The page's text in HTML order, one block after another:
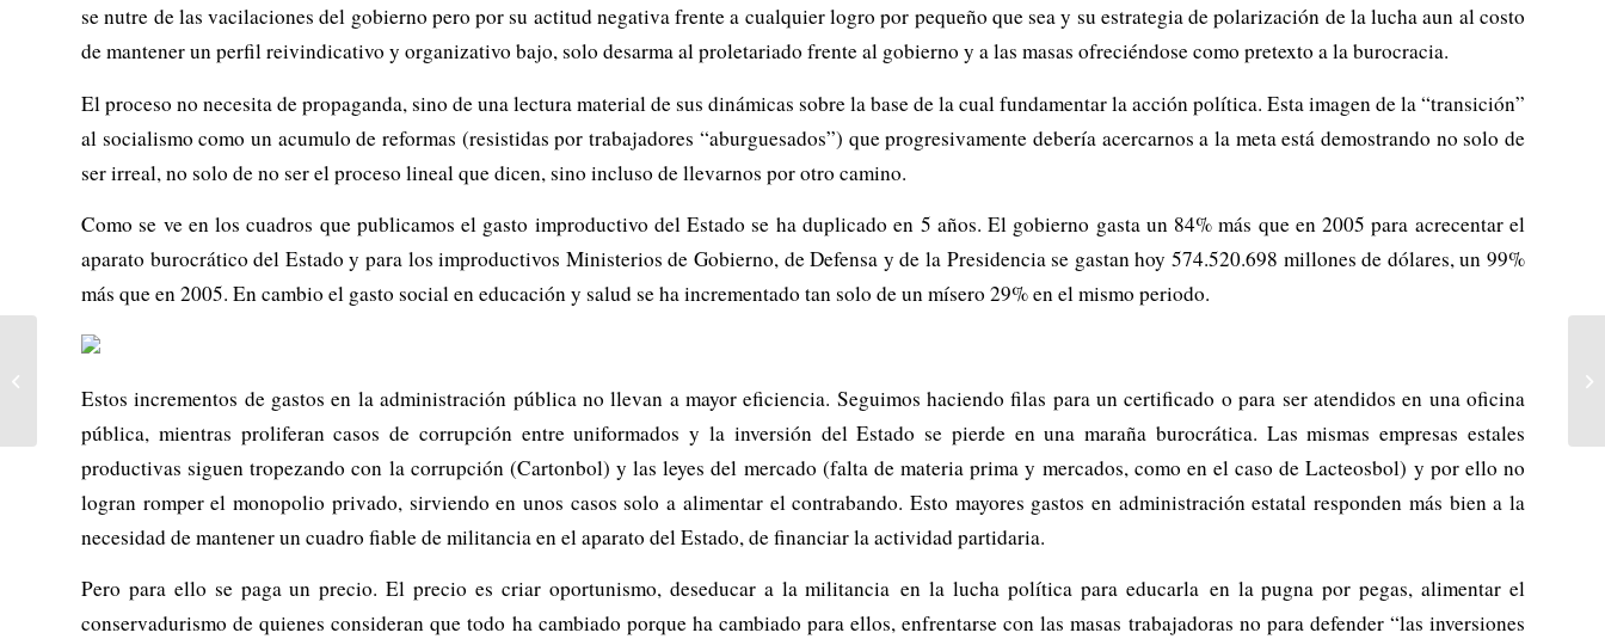
se nutre de las vacilaciones del gobierno pero por su actitud negativa frente a cualquier logro por pequeño que sea y su estrategia de polarización de la lucha aun al costo
de mantener un perfil reivindicativo y organizativo bajo, solo desarma al proletariado frente al gobierno y a las masas ofreciéndose como pretexto a la burocracia.
El proceso no necesita de propaganda, sino de una lectura material de sus dinámicas sobre la base de la cual fundamentar la acción política. Esta imagen de la “transición”
al socialismo como un acumulo de reformas (resistidas por trabajadores “aburguesados”) que progresivamente debería acercarnos a la meta está demostrando no solo de
ser irreal, no solo de no ser el proceso lineal que dicen, sino incluso de llevarnos por otro camino.
Como se ve en los cuadros que publicamos el gasto improductivo del Estado se ha duplicado en 5 años. El gobierno gasta un 84% más que en 2005 para acrecentar el
aparato burocrático del Estado y para los improductivos Ministerios de Gobierno, de Defensa y de la Presidencia se gastan hoy 574.520.698 millones de dólares, un 99%
más que en 2005. En cambio el gasto social en educación y salud se ha incrementado tan solo de un mísero 29% en el mismo periodo.
Estos incrementos de gastos en la administración pública no llevan a mayor eficiencia. Seguimos haciendo filas para un certificado o para ser atendidos en una oficina
pública, mientras proliferan casos de corrupción entre uniformados y la inversión del Estado se pierde en una maraña burocrática. Las mismas empresas estales
productivas siguen tropezando con la corrupción (Cartonbol) y las leyes del mercado (falta de materia prima y mercados, como en el caso de Lacteosbol) y por ello no
logran romper el monopolio privado, sirviendo en unos casos solo a alimentar el contrabando. Esto mayores gastos en administración estatal responden más bien a la
necesidad de mantener un cuadro fiable de militancia en el aparato del Estado, de financiar la actividad partidaria.
Pero para ello se paga un precio. El precio es criar oportunismo, deseducar a la militancia en la lucha política para educarla en la pugna por pegas, alimentar el
conservadurismo de quienes consideran que todo ha cambiado porque ha cambiado para ellos, enfrentarse con las masas trabajadoras no para defender “las inversiones